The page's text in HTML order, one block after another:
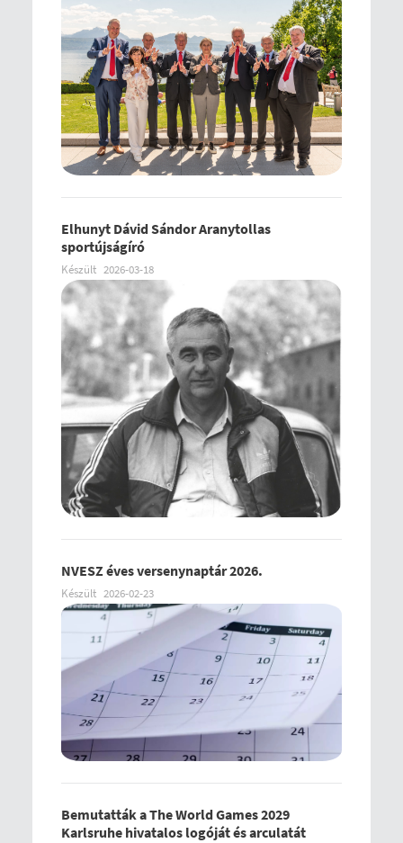
Elhunyt Dávid Sándor Aranytollas
sportújságíró
Készült 2026-03-18
NVESZ éves versenynaptár 2026.
Készült 2026-02-23
Bemutatták a The World Games 2029
Karlsruhe hivatalos logóját és arculatát